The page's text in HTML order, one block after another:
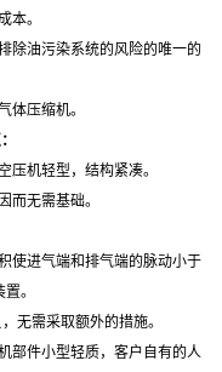
本。
除油污染系统的风险的唯一的
体压缩机。
机轻型，结构紧凑。
而无需基础。
使进气端和排气端的脉动小于
。
无需采取额外的措施。
部件小型轻质，客户自有的人